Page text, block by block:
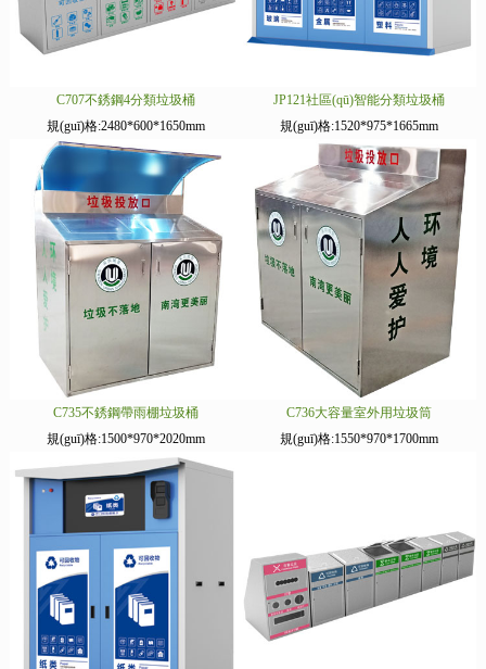
C707不銹鋼4分類垃圾桶
規(guī)格:2480*600*1650mm
JP121社區(qū)智能分類垃圾桶
規(guī)格:1520*975*1665mm
C735不銹鋼帶雨棚垃圾桶
規(guī)格:1500*970*2020mm
C736大容量室外用垃圾筒
規(guī)格:1550*970*1700mm